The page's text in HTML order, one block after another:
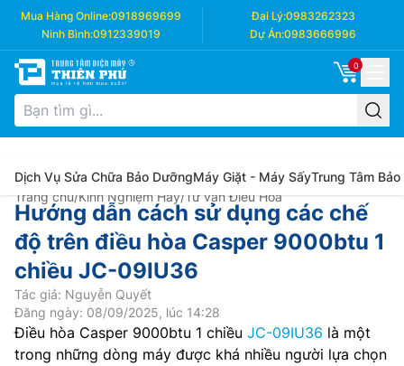
Mua Hàng Online:0918969699 Đại Lý:0983262323
Ninh Bình:0912339019 Dự Án:0983666996
0
Dịch Vụ Sửa Chữa Bảo DưỡngMáy Giặt - Máy SấyTrung Tâm Bảo
Trang chủ/Kinh Nghiệm Hay/Tư vấn Điều Hòa
Hướng dẫn cách sử dụng các chế
độ trên điều hòa Casper 9000btu 1
chiều JC-09IU36
Tác giả: Nguyễn Quyết
Đăng ngày: 08/09/2025, lúc 14:28
Điều hòa Casper 9000btu 1 chiều JC-09IU36 là một
trong những dòng máy được khá nhiều người lựa chọn